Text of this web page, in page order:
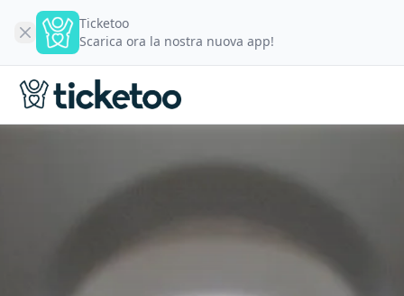
Ticketoo
Scarica ora la nostra nuova app!